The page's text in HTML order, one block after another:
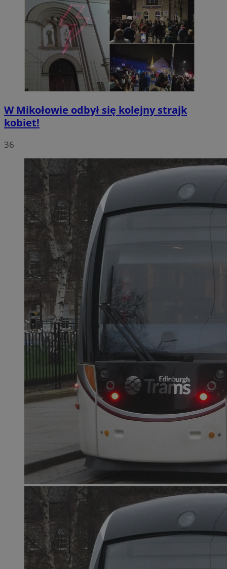
W Mikołowie odbył się kolejny strajk
kobiet!
36